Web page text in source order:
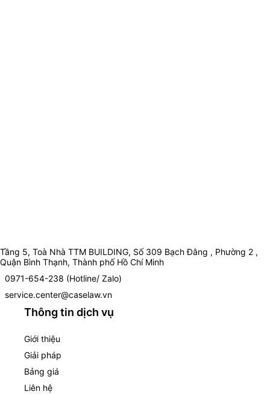
Tầng 5, Toà Nhà TTM BUILDING, Số 309 Bạch Đằng , Phường 2 ,
Quận Bình Thạnh, Thành phố Hồ Chí Minh
0971-654-238 (Hotline/ Zalo)
service.center@caselaw.vn
Thông tin dịch vụ
Giới thiệu
Giải pháp
Bảng giá
Liên hệ